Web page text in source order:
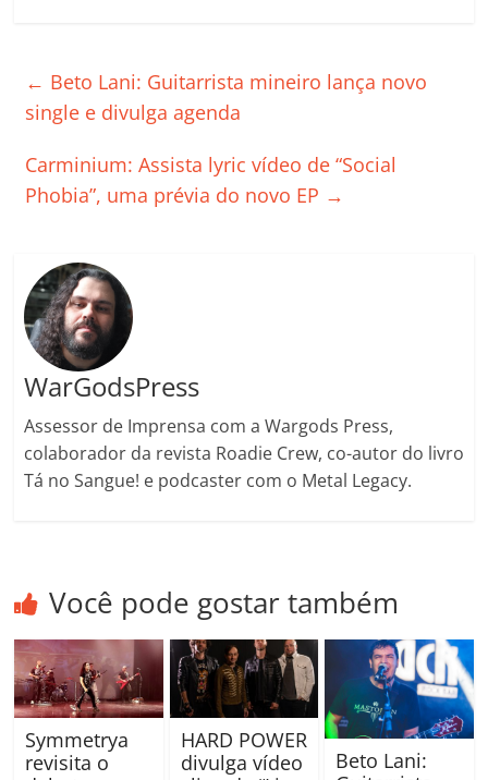
e
b
o
k
er l s
A
p
e gl
a
ss
y
Li
k
p
h
← Beto Lani: Guitarrista mineiro lança novo
single e divulga agenda
Carminium: Assista lyric vídeo de “Social
Phobia”, uma prévia do novo EP →
WarGodsPress
Assessor de Imprensa com a Wargods Press,
colaborador da revista Roadie Crew, co-autor do livro
Tá no Sangue! e podcaster com o Metal Legacy.
Você pode gostar também
Symmetrya
revisita o
HARD POWER
divulga vídeo
Beto Lani: